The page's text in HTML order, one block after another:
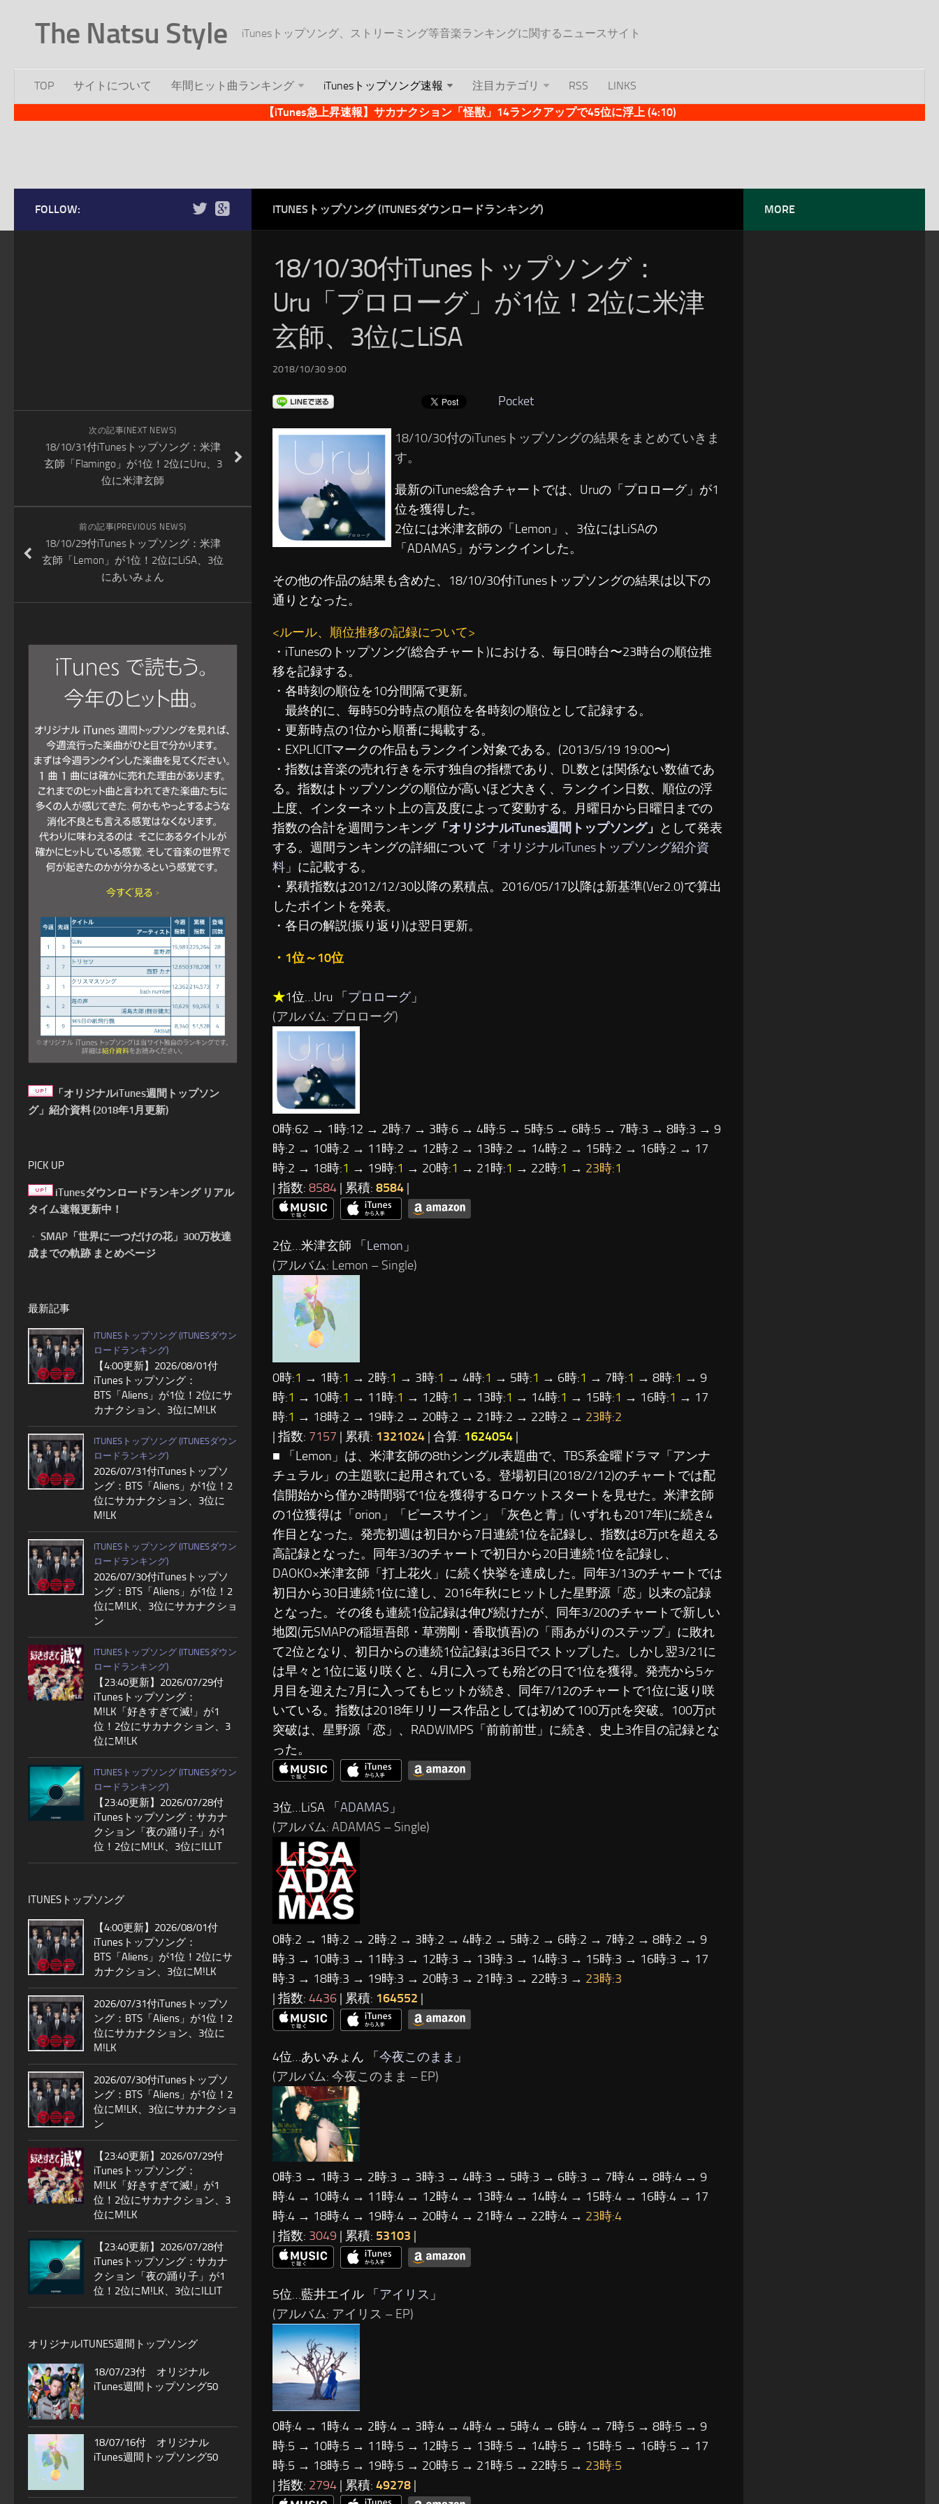
The Natsu Style iTunesトップソング、ストリーミング等音楽ランキングに関するニュースサイト
TOP サイトについて 年間ヒット曲ランキング iTunesトップソング速報 注目カテゴリ RSS
LINKS
【iTunes急上昇速報】サカナクション「怪獣」14ランクアップで45位に浮上 (4:10)
ITUNESトップソング (ITUNESダウンロードランキング)
18/10/30付iTunesトップソング：
Uru「プロローグ」が1位！2位に米津
玄師、3位にLiSA
2018/10/30 9:00
Pocket
18/10/30付のiTunesトップソングの結果をまとめていきま
す。
最新のiTunes総合チャートでは、Uruの「プロローグ」が1
位を獲得した。
2位には米津玄師の「Lemon」、3位にはLiSAの
「ADAMAS」がランクインした。
その他の作品の結果も含めた、18/10/30付iTunesトップソングの結果は以下の
通りとなった。
<ルール、順位推移の記録について>
・iTunesのトップソング(総合チャート)における、毎日0時台〜23時台の順位推
移を記録する。
・各時刻の順位を10分間隔で更新。
最終的に、毎時50分時点の順位を各時刻の順位として記録する。
・更新時点の1位から順番に掲載する。
・EXPLICITマークの作品もランクイン対象である。(2013/5/19 19:00〜)
・指数は音楽の売れ行きを示す独自の指標であり、DL数とは関係ない数値であ
る。指数はトップソングの順位が高いほど大きく、ランクイン日数、順位の浮
上度、インターネット上の言及度によって変動する。月曜日から日曜日までの
指数の合計を週間ランキング「 オリジナルiTunes週間トップソング」 として発表
する。週間ランキングの詳細について「 オリジナルiTunesトップソング紹介資
料 」に記載する。
・累積指数は2012/12/30以降の累積点。2016/05/17以降は新基準(Ver2.0)で算出
したポイントを発表。
・各日の解説(振り返り)は翌日更新。
・1位～10位
★1位…Uru 「 プロローグ」
(アルバム: プロローグ)
0時:62 → 1時:12 → 2時:7 → 3時:6 → 4時:5 → 5時:5 → 6時:5 → 7時:3 → 8時:3 → 9
時:2 → 10時:2 → 11時:2 → 12時:2 → 13時:2 → 14時:2 → 15時:2 → 16時:2 → 17
時:2 → 18時:1 → 19時:1 → 20時:1 → 21時:1 → 22時:1 → 23時:1
| 指数: 8584 | 累積: 8584 |
2位…米津玄師 「 Lemon 」
(アルバム: Lemon – Single)
0時:1 → 1時:1 → 2時:1 → 3時:1 → 4時:1 → 5時:1 → 6時:1 → 7時:1 → 8時:1 → 9
時:1 → 10時:1 → 11時:1 → 12時:1 → 13時:1 → 14時:1 → 15時:1 → 16時:1 → 17
時:1 → 18時:2 → 19時:2 → 20時:2 → 21時:2 → 22時:2 → 23時:2
| 指数: 7157 | 累積: 1321024 | 合算: 1624054 |
■ 「Lemon」は、米津玄師の8thシングル表題曲で、TBS系金曜ドラマ「アンナ
チュラル」の主題歌に起用されている。登場初日(2018/2/12)のチャートでは配
信開始から僅か2時間弱で1位を獲得するロケットスタートを見せた。米津玄師
の1位獲得は「orion」「ピースサイン」「灰色と青」(いずれも2017年)に続き4
作目となった。発売初週は初日から7日連続1位を記録し、指数は8万ptを超える
高記録となった。同年3/3のチャートで初日から20日連続1位を記録し、
DAOKO×米津玄師「打上花火」に続く快挙を達成した。同年3/13のチャートでは
初日から30日連続1位に達し、2016年秋にヒットした星野源「恋」以来の記録
となった。その後も連続1位記録は伸び続けたが、同年3/20のチャートで新しい
地図(元SMAPの稲垣吾郎・草彅剛・香取慎吾)の「雨あがりのステップ」に敗れ
て2位となり、初日からの連続1位記録は36日でストップした。しかし翌3/21に
は早々と1位に返り咲くと、4月に入っても殆どの日で1位を獲得。発売から5ヶ
月目を迎えた7月に入ってもヒットが続き、同年7/12のチャートで1位に返り咲
いている。指数は2018年リリース作品としては初めて100万ptを突破。100万pt
突破は、星野源「恋」、RADWIMPS「前前前世」に続き、史上3作目の記録とな
った。
3位…LiSA 「 ADAMAS 」
(アルバム: ADAMAS – Single)
0時:2 → 1時:2 → 2時:2 → 3時:2 → 4時:2 → 5時:2 → 6時:2 → 7時:2 → 8時:2 → 9
時:3 → 10時:3 → 11時:3 → 12時:3 → 13時:3 → 14時:3 → 15時:3 → 16時:3 → 17
時:3 → 18時:3 → 19時:3 → 20時:3 → 21時:3 → 22時:3 → 23時:3
| 指数: 4436 | 累積: 164552 |
4位…あいみょん 「今夜このまま 」
(アルバム: 今夜このまま – EP)
0時:3 → 1時:3 → 2時:3 → 3時:3 → 4時:3 → 5時:3 → 6時:3 → 7時:4 → 8時:4 → 9
時:4 → 10時:4 → 11時:4 → 12時:4 → 13時:4 → 14時:4 → 15時:4 → 16時:4 → 17
時:4 → 18時:4 → 19時:4 → 20時:4 → 21時:4 → 22時:4 → 23時:4
| 指数: 3049 | 累積: 53103 |
5位…藍井エイル 「アイリス 」
(アルバム: アイリス – EP)
0時:4 → 1時:4 → 2時:4 → 3時:4 → 4時:4 → 5時:4 → 6時:4 → 7時:5 → 8時:5 → 9
時:5 → 10時:5 → 11時:5 → 12時:5 → 13時:5 → 14時:5 → 15時:5 → 16時:5 → 17
時:5 → 18時:5 → 19時:5 → 20時:5 → 21時:5 → 22時:5 → 23時:5
| 指数: 2794 | 累積: 49278 |
FOLLOW:
次の記事(NEXT NEWS)
18/10/31付iTunesトップソング：米津
玄師「Flamingo」が1位！2位にUru、3
位に米津玄師
前の記事(PREVIOUS NEWS)
18/10/29付iTunesトップソング：米津
玄師「Lemon」が1位！2位にLiSA、3位
にあいみょん
「オリジナルiTunes週間トップソン
グ」紹介資料 (2018年1月更新)
PICK UP
iTunesダウンロードランキング リアル
タイム速報更新中！
・ SMAP「世界に一つだけの花」300万枚達
成までの軌跡 まとめページ
最新記事
ITUNESトップソング (ITUNESダウン
ロードランキング)
【4:00更新】2026/08/01付
iTunesトップソング：
BTS「Aliens」が1位！2位にサ
カナクション、3位にM!LK
ITUNESトップソング (ITUNESダウン
ロードランキング)
2026/07/31付iTunesトップソ
ング：BTS「Aliens」が1位！2
位にサカナクション、3位に
M!LK
ITUNESトップソング (ITUNESダウン
ロードランキング)
2026/07/30付iTunesトップソ
ング：BTS「Aliens」が1位！2
位にM!LK、3位にサカナクショ
ン
ITUNESトップソング (ITUNESダウン
ロードランキング)
【23:40更新】2026/07/29付
iTunesトップソング：
M!LK「好きすぎて滅!」が1
位！2位にサカナクション、3
位にM!LK
ITUNESトップソング (ITUNESダウン
ロードランキング)
【23:40更新】2026/07/28付
iTunesトップソング：サカナ
クション「夜の踊り子」が1
位！2位にM!LK、3位にILLIT
ITUNESトップソング
【4:00更新】2026/08/01付
iTunesトップソング：
BTS「Aliens」が1位！2位にサ
カナクション、3位にM!LK
2026/07/31付iTunesトップソ
ング：BTS「Aliens」が1位！2
位にサカナクション、3位に
M!LK
2026/07/30付iTunesトップソ
ング：BTS「Aliens」が1位！2
位にM!LK、3位にサカナクショ
ン
【23:40更新】2026/07/29付
iTunesトップソング：
M!LK「好きすぎて滅!」が1
位！2位にサカナクション、3
位にM!LK
【23:40更新】2026/07/28付
iTunesトップソング：サカナ
クション「夜の踊り子」が1
位！2位にM!LK、3位にILLIT
オリジナルITUNES週間トップソング
18/07/23付 オリジナル
iTunes週間トップソング50
18/07/16付 オリジナル
iTunes週間トップソング50
MORE